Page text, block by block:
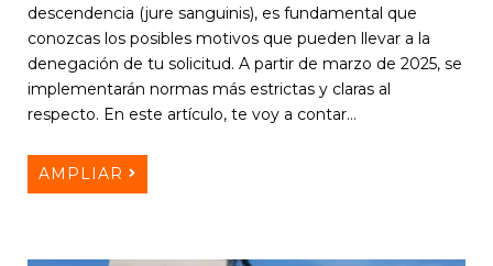
descendencia (jure sanguinis), es fundamental que
conozcas los posibles motivos que pueden llevar a la
denegación de tu solicitud. A partir de marzo de 2025, se
implementarán normas más estrictas y claras al
respecto. En este artículo, te voy a contar…
AMPLIAR